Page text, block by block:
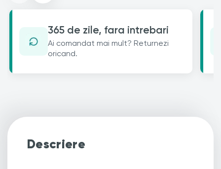
365 de zile, fara intrebari
Ai comandat mai mult? Returnezi
oricand.
Descriere